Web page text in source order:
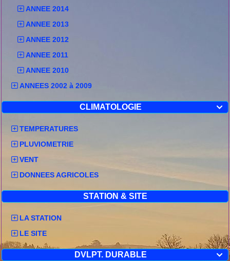
ANNEE 2014
ANNEE 2013
ANNEE 2012
ANNEE 2011
ANNEE 2010
ANNEES 2002 à 2009

CLIMATOLOGIE
TEMPERATURES
PLUVIOMETRIE
VENT
DONNEES AGRICOLES
STATION & SITE
LA STATION
LE SITE

DVLPT. DURABLE